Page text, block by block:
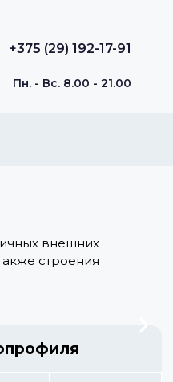
+375 (29) 192-17-91
Пн. - Вс. 8.00 - 21.00
внешних
строения